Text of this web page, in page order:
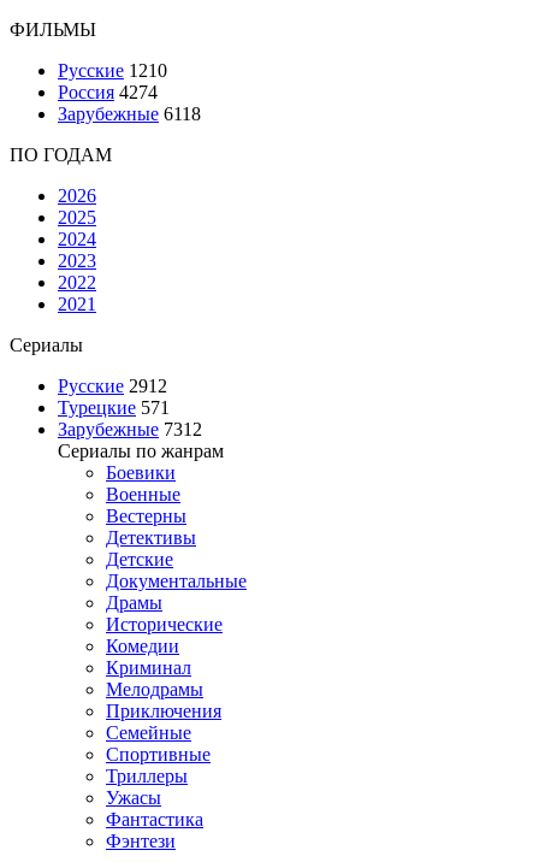
ФИЛЬМЫ
Русские 1210
Россия 4274
Зарубежные 6118
ПО ГОДАМ
2026
2025
2024
2023
2022
2021
Сериалы
Русские 2912
Турецкие 571
Зарубежные 7312
Сериалы по жанрам
Боевики
Военные
Вестерны
Детективы
Детские
Документальные
Драмы
Исторические
Комедии
Криминал
Мелодрамы
Приключения
Семейные
Спортивные
Триллеры
Ужасы
Фантастика
Фэнтези